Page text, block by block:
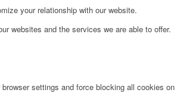
your relationship with our website.
websites and the services we are able to offer.
settings and force blocking all cookies on